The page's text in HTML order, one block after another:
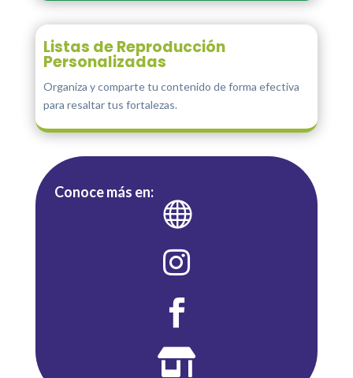
Listas de Reproducción
Personalizadas
Organiza y comparte tu contenido de forma efectiva
para resaltar tus fortalezas.
Conoce más en:



